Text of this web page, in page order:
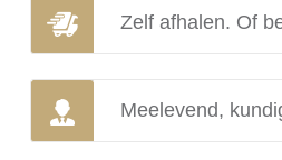
Zelf afhalen. Of
Meelevend,